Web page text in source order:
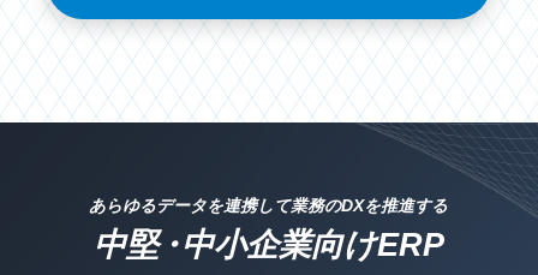
あらゆるデータを連携して業務のDXを推進する
中堅・中小企業向けERP